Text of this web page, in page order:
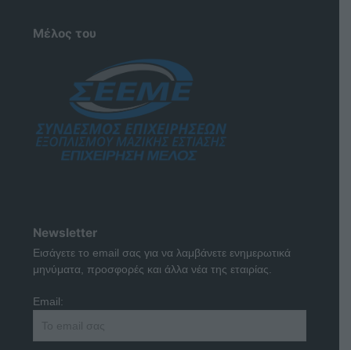
Μέλος του
Newsletter
Εισάγετε το email σας για να λαμβάνετε ενημερωτικά
μηνύματα, προσφορές και άλλα νέα της εταιρίας.
Email: